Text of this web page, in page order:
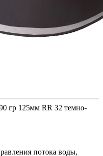
гр 125мм RR 32 темно-
потока воды,